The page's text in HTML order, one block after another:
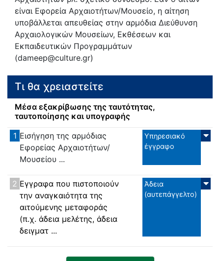
είναι Εφορεία Αρχαιοτήτων/Μουσείο, η αίτηση
υποβάλλεται απευθείας στην αρμόδια Διεύθυνση
Αρχαιολογικών Μουσείων, Εκθέσεων και
Εκπαιδευτικών Προγραμμάτων
(dameep@culture.gr)
Τι θα χρειαστείτε
Μέσα εξακρίβωσης της ταυτότητας,
ταυτοποίησης και υπογραφής
1 Εισήγηση της αρμόδιας
Εφορείας Αρχαιοτήτων/
Μουσείου ...
Υπηρεσιακό
έγγραφο
2 Εγγραφα που πιστοποιούν
την αναγκαιότητα της
αιτούμενης μεταφοράς
(π.χ. άδεια μελέτης, άδεια
δειγματ ...
Άδεια
(αυτεπάγγελτο)